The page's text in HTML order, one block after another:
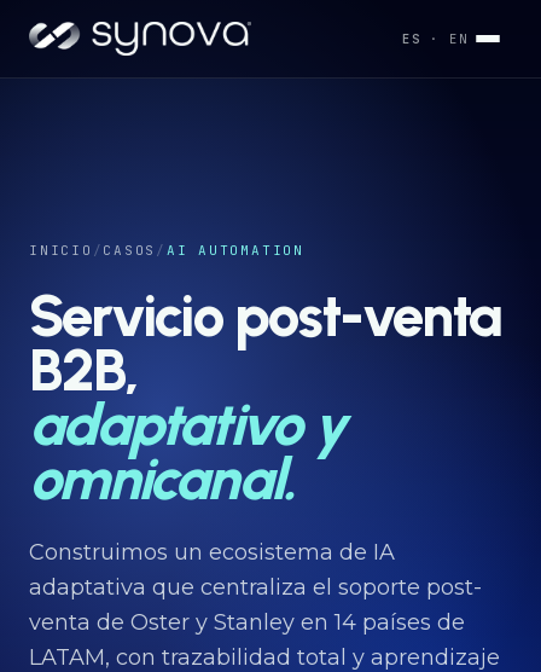
ES · EN
Industrias →
Desarrollos →
Capacidades→
Proyectos →
Nosotros
INICIO / CASOS / AI AUTOMATION
Servicio post-venta
B2B,
adaptativo y
omnicanal.
Construimos un ecosistema de IA
adaptativa que centraliza el soporte post-
venta de Oster y Stanley en 14 países de
LATAM, con trazabilidad total y aprendizaje